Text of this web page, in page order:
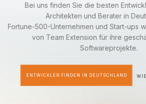
Bei uns finden Sie die besten
Architekten und Berater in
Fortune-500-Unternehmen und Start-ups
von Team Extension für ihre
Softwareprojekte.
ENTWICKLER FINDEN IN DEUTSCHLAND